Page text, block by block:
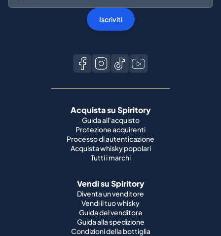
Iscriviti
Acquista su Spiritory
Guida all'acquisto
Protezione acquirenti
Processo di autenticazione
Acquista whisky popolari
Tutti i marchi
Vendi su Spiritory
Diventa un venditore
Vendi il tuo whisky
Guida del venditore
Guida alla spedizione
Condizioni della bottiglia